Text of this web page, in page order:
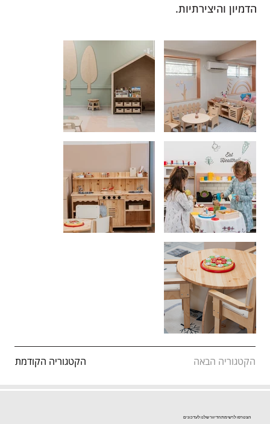
הדמיון והיצירתיות.
הקטגוריה הבאה הקטגוריה הקודמת
הצטרפו לרשימת הדיוור שלנו לעדכונים